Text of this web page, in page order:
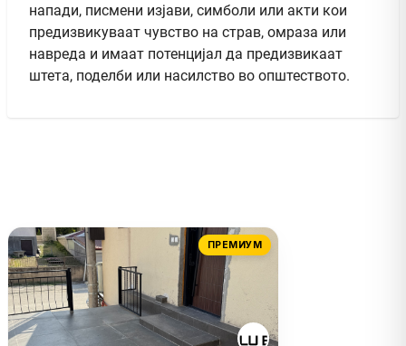
напади, писмени изјави, симболи или акти кои
предизвикуваат чувство на страв, омраза или
навреда и имаат потенцијал да предизвикаат
штета, поделби или насилство во општеството.
ПРЕМИУМ